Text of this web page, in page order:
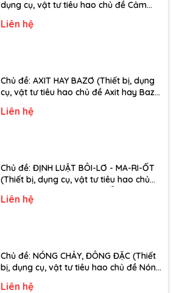
dụng cụ, vật tư tiêu hao chủ đề Cảm
Liên hệ
Chủ đề: AXIT HAY BAZƠ (Thiết bị, dụng
cụ, vật tư tiêu hao chủ đề Axit hay Bazơ
Liên hệ
Chủ đề: ĐỊNH LUẬT BÔI-LƠ - MA-RI-ỐT
(Thiết bị, dụng cụ, vật tư tiêu hao chủ
Liên hệ
Chủ đề: NÓNG CHẢY, ĐÔNG ĐẶC (Thiết
bị, dụng cụ, vật tư tiêu hao chủ đề Nóng
Liên hệ